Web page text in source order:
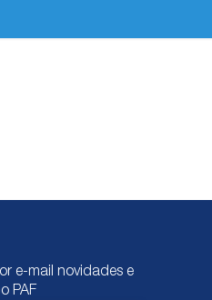
e-mail novidades e
PAF